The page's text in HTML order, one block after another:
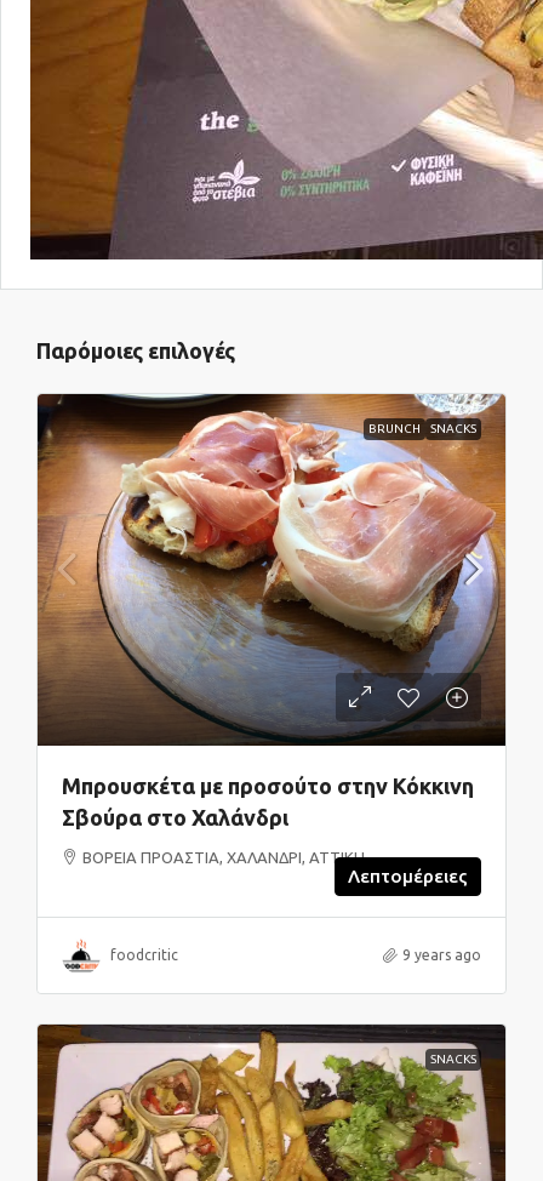
Παρόμοιες επιλογές
BRUNCH SNACKS
Μπρουσκέτα με προσούτο στην Κόκκινη
Σβούρα στο Χαλάνδρι
ΒΟΡΕΙΑ ΠΡΟΑΣΤΙΑ, ΧΑΛΑΝΔΡΙ, ΑΤΤΙΚΗ
Λεπτομέρειες
foodcritic 9 years ago
SNACKS